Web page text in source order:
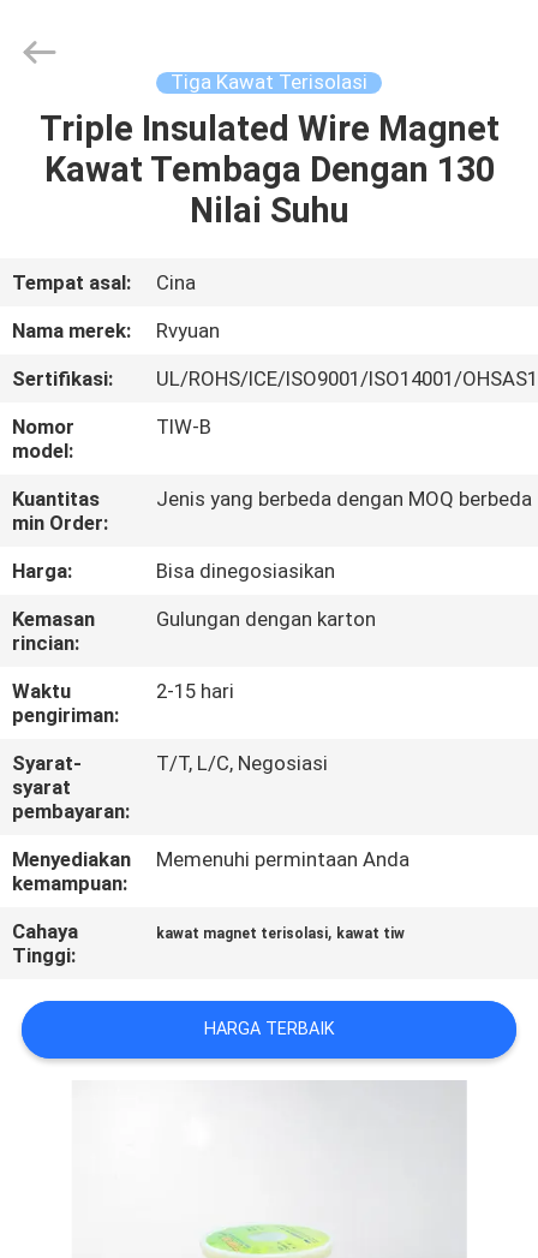
RUMAH
VIDEO
KITA
PABRIK
KONTROL
KUALITAS
HUBUNGI
KAMI
BERITA
QUOTE
REQUEST
SITEMAP
Material
Co,.Ltd.
Reserved.
Tiga Kawat Terisolasi
Triple Insulated Wire Magnet
Kawat Tembaga Dengan 130
Nilai Suhu
Tempat asal:
Cina
Nama merek:
Rvyuan
Sertifikasi:
UL/ROHS/ICE/ISO9001/ISO14001/
Nomor
model:
TIW-B
Kuantitas
min Order:
Jenis yang berbeda dengan MOQ berbeda
Harga:
Bisa dinegosiasikan
Kemasan
rincian:
Gulungan dengan karton
Waktu
pengiriman:
2-15 hari
Syarat-
syarat
pembayaran:
T/T, L/C, Negosiasi
Menyediakan
kemampuan:
Memenuhi permintaan Anda
Cahaya
Tinggi:
kawat magnet terisolasi, kawat tiw
HARGA TERBAIK